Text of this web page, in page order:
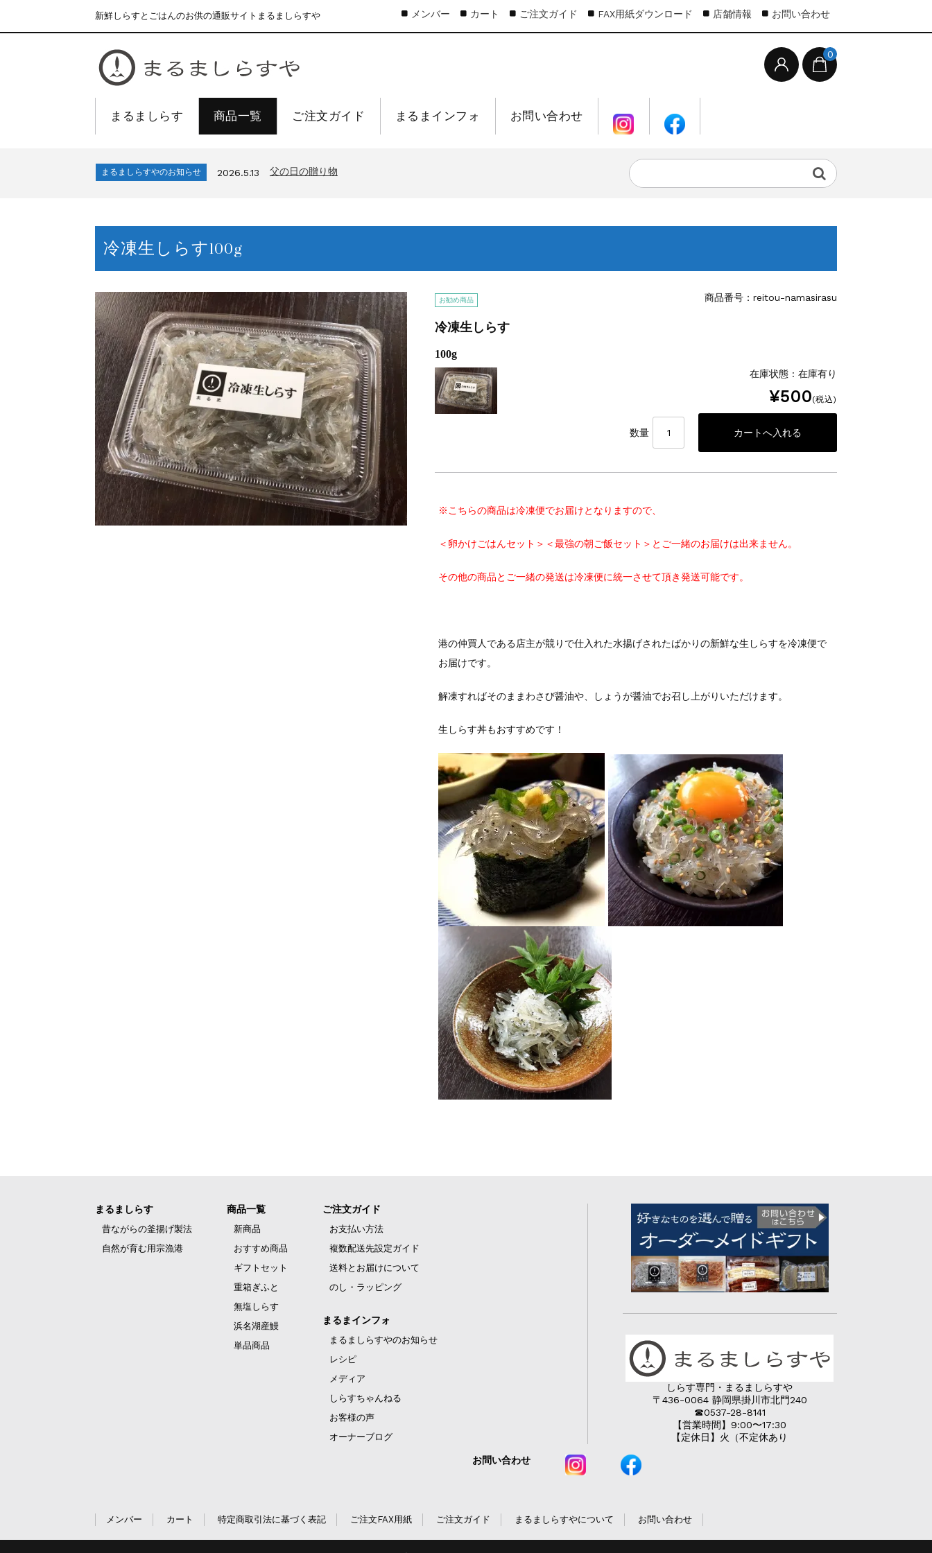
新鮮しらすとごはんのお供の通販サイトまるましらすや
0
まるましらす 商品一覧 ご注文ガイド まるまインフォ お問い合わせ
メンバー カート ご注文ガイド FAX用紙ダウンロード 店舗情報 お問い合わせ
まるましらすやのお知らせ 2026.1.15 合格を❝しらす❞！！知らせよう！
まるましらすやのお知らせ 2026.5.13 父の日の贈り物
まるましらすやのお知らせ 2026.1.15 合格を❝しらす❞！！知らせよう！
まるましらすやのお知らせ 2026.6.22
まるましらすやのお知らせ 2026.3.21 しらす、桜えび新漁始まりました！！
まるましらすやのお知らせ 2026.1.15 合格を❝しらす❞！！知らせよう！
冷凍生しらす100g
お勧め商品 商品番号：reitou-namasirasu
冷凍生しらす
100g
在庫状態 : 在庫有り
¥500(税込)
数量
※こちらの商品は冷凍便でお届けとなりますので、
＜卵かけごはんセット＞＜最強の朝ご飯セット＞ とご一緒のお届けは出来ません。
その他の商品とご一緒の発送は冷凍便に統一させて頂き発送可能です。
港の仲買人である店主が競りで仕入れた水揚げされたばかりの新鮮な生しらすを冷凍便で
お届けです。
解凍すればそのままわさび醤油や、しょうが醤油でお召し上がりいただけます。
生しらす丼もおすすめです！
しらす専門・まるましらすや
〒436-0064 静岡県掛川市北門240
☎︎0537-28-8141
【営業時間】9:00〜17:30
【定休日】火（不定休あり
まるましらす
昔ながらの釜揚げ製法
自然が育む用宗漁港
商品一覧
新商品
おすすめ商品
ギフトセット
重箱ぎふと
無塩しらす
浜名湖産鰻
単品商品
ご注文ガイド
お支払い方法
複数配送先設定ガイド
送料とお届けについて
のし・ラッピング
まるまインフォ
まるましらすやのお知らせ
レシピ
メディア
しらすちゃんねる
お客様の声
オーナーブログ
お問い合わせ
メンバー カート 特定商取引法に基づく表記 ご注文FAX用紙 ご注文ガイド まるましらすやについて お問い合わせ